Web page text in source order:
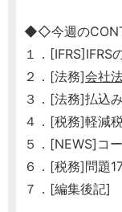
◆◇今週の
１．[IFRS]IFRS
２．[法務]会社
３．[法務]払込
４．[税務]軽減
５．[NEWS]コ
６．[税務]問題
７．[編集後記]